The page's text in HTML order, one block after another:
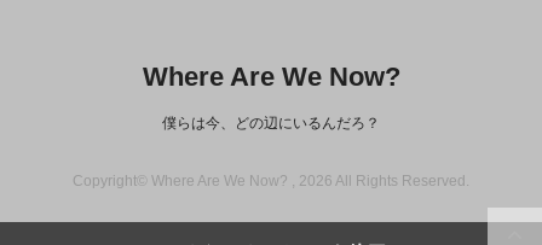
Where Are We Now?
僕らは今、どの辺にいるんだろ？
Copyright© Where Are We Now? , 2026 All Rights Reserved.